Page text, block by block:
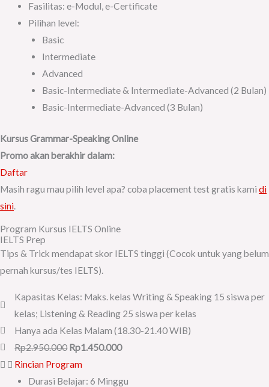
Fasilitas: e-Modul, e-Certificate
Pilihan level:
Basic
Intermediate
Advanced
Basic-Intermediate & Intermediate-Advanced (2 Bulan)
Basic-Intermediate-Advanced (3 Bulan)
Kursus Grammar-Speaking Online
Promo akan berakhir dalam:
Daftar
Masih ragu mau pilih level apa? coba placement test gratis kami di
sini
Program Kursus IELTS Online
IELTS Prep
Tips & Trick mendapat skor IELTS tinggi (Cocok untuk yang belum
pernah kursus/tes IELTS).
Kapasitas Kelas: Maks. kelas Writing & Speaking 15 siswa per
kelas; Listening & Reading 25 siswa per kelas
Hanya ada Kelas Malam (18.30-21.40 WIB)
Rp2.950.000 Rp1.450.000
Rincian Program
Durasi Belajar: 6 Minggu